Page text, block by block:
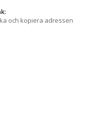
och kopiera adressen